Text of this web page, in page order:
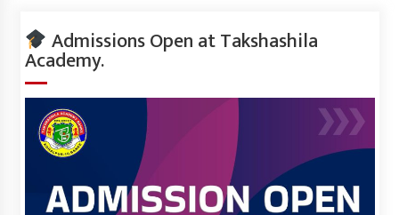
Admissions Open at Takshashila
Academy.